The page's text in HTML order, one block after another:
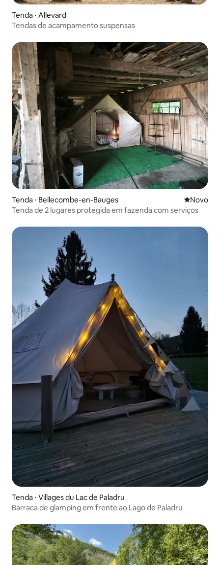
Tenda ⋅ Allevard
Tendas de acampamento suspensas
Tenda ⋅ Bellecombe-en-Bauges Novo
Novo
Tenda de 2 lugares protegida em fazenda com serviços
Tenda ⋅ Villages du Lac de Paladru
Barraca de glamping em frente ao Lago de Paladru